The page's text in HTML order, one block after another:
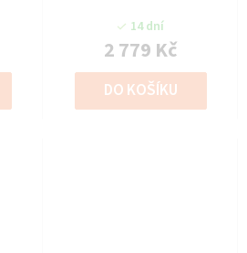
14 dní
2 779 Kč
DO KOŠÍKU